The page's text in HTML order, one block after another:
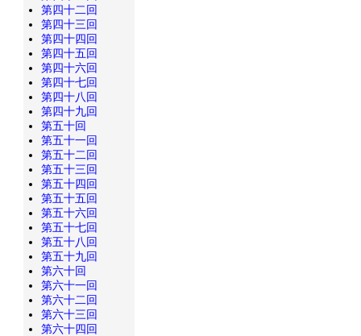
第四十二回
第四十三回
第四十四回
第四十五回
第四十六回
第四十七回
第四十八回
第四十九回
第五十回
第五十一回
第五十二回
第五十三回
第五十四回
第五十五回
第五十六回
第五十七回
第五十八回
第五十九回
第六十回
第六十一回
第六十二回
第六十三回
第六十四回